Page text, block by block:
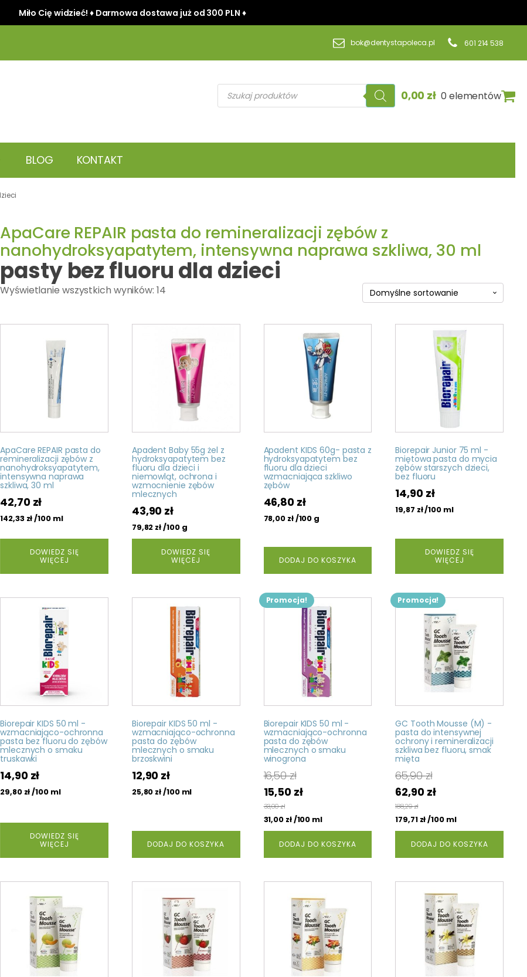
Miło Cię widzieć! ♦ Darmowa dostawa już od 300 PLN ♦
bok@dentystapoleca.pl 601 214 538
Wyszukiwarka
produktów
0,00 zł 0 elementów
BLOG KONTAKT
ApaCare REPAIR pasta do remineralizacji zębów z
nanohydroksyapatytem, intensywna naprawa szkliwa, 30 ml
pasty bez fluoru dla dzieci
Wyświetlanie wszystkich wyników: 14
ApaCare REPAIR pasta do
remineralizacji zębów z
nanohydroksyapatytem,
intensywna naprawa
szkliwa, 30 ml
42,70 zł
142,33 zł/100 ml
DOWIEDZ SIĘ
WIĘCEJ
Apadent Baby 55g żel z
hydroksyapatytem bez
fluoru dla dzieci i
niemowląt, ochrona i
wzmocnienie zębów
mlecznych
43,90 zł
79,82 zł/100 g
DOWIEDZ SIĘ
WIĘCEJ
Apadent KIDS 60g- pasta z
hydroksyapatytem bez
fluoru dla dzieci
wzmacniająca szkliwo
zębów
46,80 zł
78,00 zł/100 g
DODAJ DO KOSZYKA
Biorepair Junior 75 ml -
miętowa pasta do mycia
zębów starszych dzieci,
bez fluoru
14,90 zł
19,87 zł/100 ml
DOWIEDZ SIĘ
WIĘCEJ
Biorepair KIDS 50 ml -
wzmacniająco-ochronna
pasta bez fluoru do zębów
mlecznych o smaku
truskawki
14,90 zł
29,80 zł/100 ml
DOWIEDZ SIĘ
WIĘCEJ
Biorepair KIDS 50 ml -
wzmacniająco-ochronna
pasta do zębów
mlecznych o smaku
brzoskwini
12,90 zł
25,80 zł/100 ml
DODAJ DO KOSZYKA
Promocja!
Biorepair KIDS 50 ml -
wzmacniająco-ochronna
pasta do zębów
mlecznych o smaku
winogrona
16,50zł
Pierwotna
cena
wynosiła:
16,50 zł.
15,50 złAktualna
wynosi:
15,50 zł.
33,00zł
31,00 zł/100 ml
DODAJ DO KOSZYKA
Promocja!
GC Tooth Mousse (M) -
pasta do intensywnej
ochrony i remineralizacji
szkliwa bez fluoru, smak
mięta
65,90zł
Pierwotna
cena
wynosiła:
65,90 zł.
62,90 złAktualna
wynosi:
62,90 zł.
188,29zł
179,71 zł/100 ml
DODAJ DO KOSZYKA